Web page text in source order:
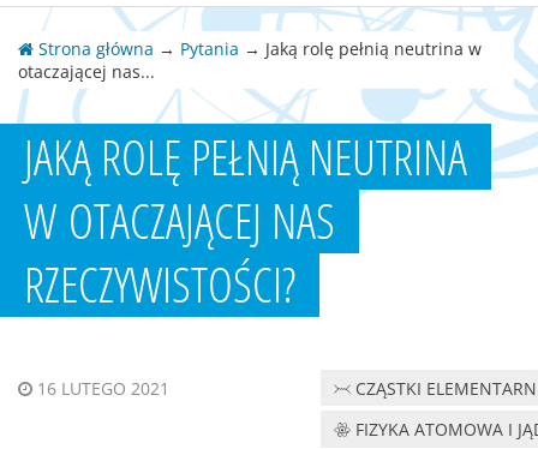
Strona główna → Pytania → Jaką rolę pełnią neutrina w
otaczającej nas...
JAKĄ ROLĘ PEŁNIĄ NEUTRINA
W OTACZAJĄCEJ NAS
RZECZYWISTOŚCI?
16 LUTEGO 2021
CZĄSTKI
FIZYKA ATOMOWA I